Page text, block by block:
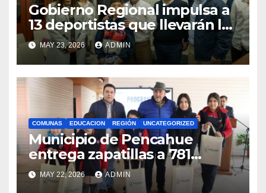
Gobierno Regional impulsa a
13 deportistas que llevarán la
bandera maulina a
competencias
internacionales
MAY 23, 2026 ADMIN
COMUNAS EDUCACION REGIÓN UNCATEGORIZED
Municipio de Pencahue
entrega zapatillas a 781
estudiantes con recursos del
Royalty Minero
MAY 22, 2026 ADMIN